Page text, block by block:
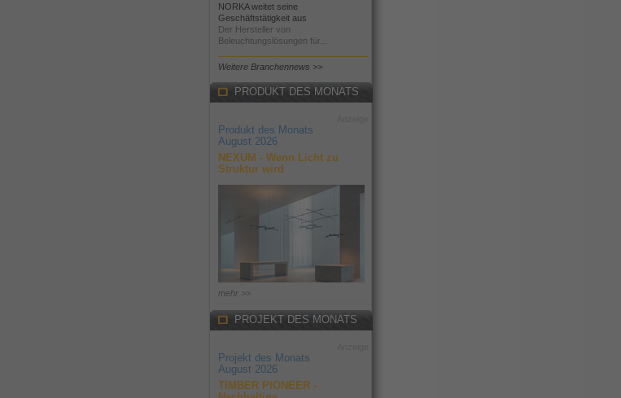
NORKA weitet seine
Geschäftstätigkeit aus
Der Hersteller von
Beleuchtungslösungen für...
Weitere Branchennews >>
PRODUKT DES MONATS
Produkt des Monats
August 2026
NEXUM - Wenn Licht zu
Struktur wird
mehr >>
PROJEKT DES MONATS
Projekt des Monats
August 2026
TIMBER PIONEER -